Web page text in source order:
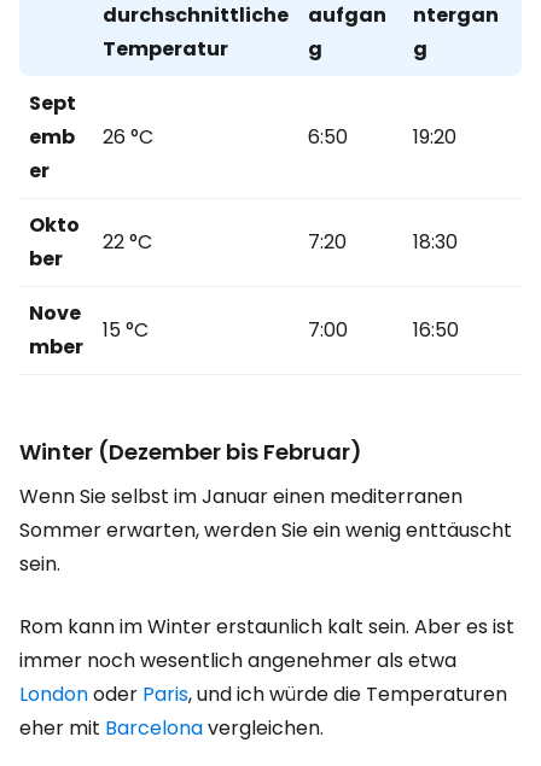
durchschnittliche
Temperatur
aufgan
g
ntergan
g
Sept
emb
er
26 °C 6:50 19:20
Okto
ber
22 °C 7:20 18:30
Nove
mber
15 °C 7:00 16:50
Winter (Dezember bis Februar)
Wenn Sie selbst im Januar einen mediterranen
Sommer erwarten, werden Sie ein wenig enttäuscht
sein.
Rom kann im Winter erstaunlich kalt sein. Aber es ist
immer noch wesentlich angenehmer als etwa
Londonoder Paris, und ich würde die Temperaturen
eher mit Barcelonavergleichen.